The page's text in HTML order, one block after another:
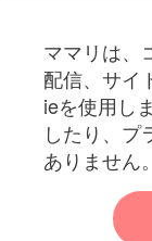
ママリは、
配信、サイ
ieを使用し
したり、プ
ありません。
妊
ママリからのお知らせ